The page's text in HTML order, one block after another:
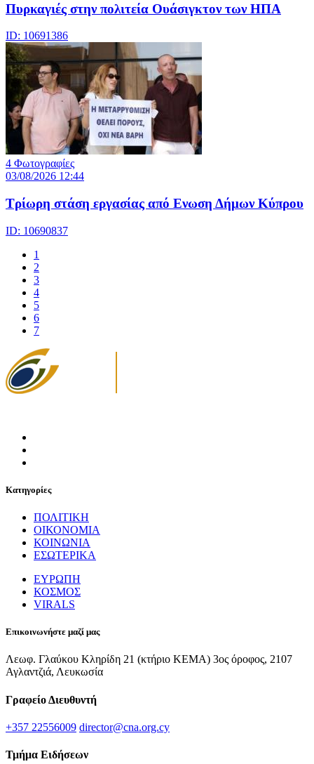
Πυρκαγιές στην πολιτεία Ουάσιγκτον των ΗΠΑ
ID: 10691386
4 Φωτογραφίες
03/08/2026 12:44
Τρίωρη στάση εργασίας από Ενωση Δήμων Κύπρου
ID: 10690837
1
2
3
4
5
6
7
Κατηγορίες
ΠΟΛΙΤΙΚΗ
ΟΙΚΟΝΟΜΙΑ
ΚΟΙΝΩΝΙΑ
ΕΣΩΤΕΡΙΚΑ
ΕΥΡΩΠΗ
ΚΟΣΜΟΣ
VIRALS
Επικοινωνήστε μαζί μας
Λεωφ. Γλαύκου Κληρίδη 21 (κτήριο ΚΕΜΑ) 3ος όροφος, 2107
Αγλαντζιά, Λευκωσία
Γραφείο Διευθυντή
+357 22556009 director@cna.org.cy
Τμήμα Ειδήσεων